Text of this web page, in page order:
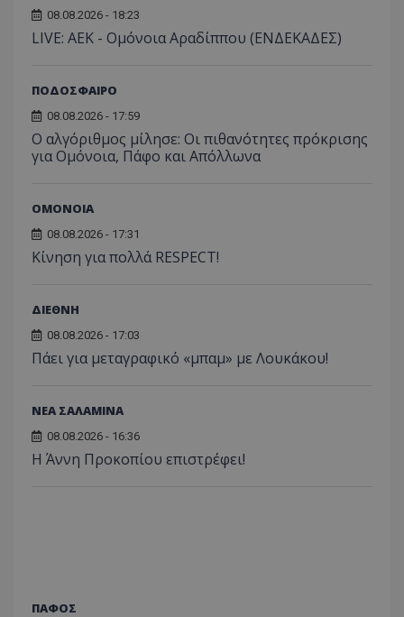
08.08.2026 - 18:23
LIVE: ΑΕΚ - Ομόνοια Αραδίππου (ΕΝΔΕΚΑΔΕΣ)
ΠΟΔΟΣΦΑΙΡΟ
08.08.2026 - 17:59
Ο αλγόριθμος μίλησε: Οι πιθανότητες πρόκρισης
για Ομόνοια, Πάφο και Απόλλωνα
ΟΜΟΝΟΙΑ
08.08.2026 - 17:31
Κίνηση για πολλά RESPECT!
ΔΙΕΘΝΗ
08.08.2026 - 17:03
Πάει για μεταγραφικό «μπαμ» με Λουκάκου!
ΝΕΑ ΣΑΛΑΜΙΝΑ
08.08.2026 - 16:36
Η Άννη Προκοπίου επιστρέφει!
ΠΑΦΟΣ